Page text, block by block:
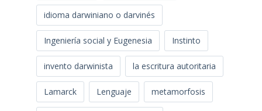
idioma darwiniano o darvinés
Ingeniería social y Eugenesia Instinto
invento darwinista la escritura autoritaria
Lamarck Lenguaje metamorfosis